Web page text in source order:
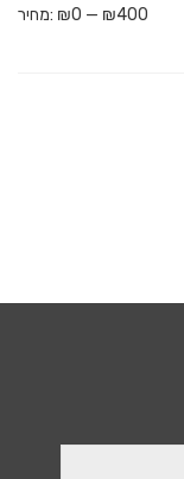
מחיר: ₪0 — ₪400